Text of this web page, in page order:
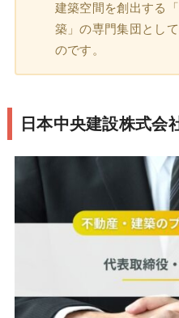
建築空間を創出する
築」の専門集団とし
のです。
日本中央建設株式会